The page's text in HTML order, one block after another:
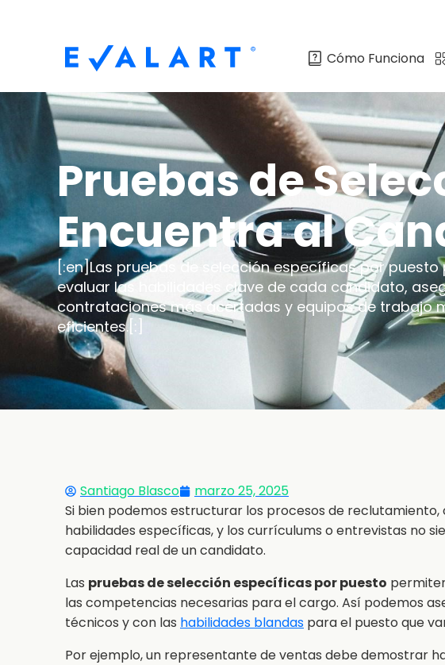
Cómo Funciona
Pruebas de
Encuentra al
[:en]Las pruebas de selección específicas por puesto
evaluar las habilidades clave de cada candidato,
contrataciones más acertadas y equipos de trabajo
eficientes.[:]
Santiago Blasco
marzo 25, 2025
Si bien podemos estructurar los procesos de
habilidades específicas, y los currículums o entrevistas no
capacidad real de un candidato.
Las pruebas de selección específicas por puesto
las competencias necesarias para el cargo. Así podemos
técnicos y con las habilidades blandas para el puesto que
Por ejemplo, un representante de ventas debe demostrar